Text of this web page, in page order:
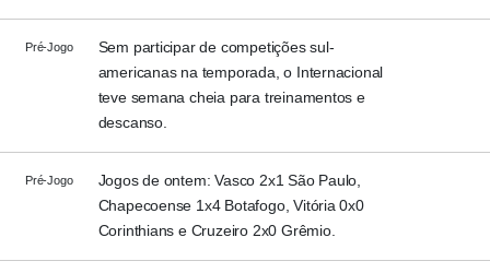
Pré-Jogo
Sem participar de competições sul-
americanas na temporada, o Internacional
teve semana cheia para treinamentos e
descanso.
Pré-Jogo
Jogos de ontem: Vasco 2x1 São Paulo,
Chapecoense 1x4 Botafogo, Vitória 0x0
Corinthians e Cruzeiro 2x0 Grêmio.